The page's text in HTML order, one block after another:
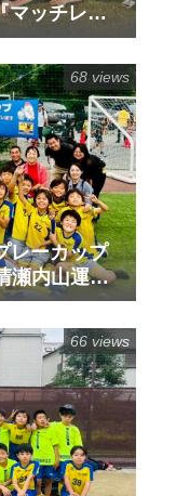
マッチレポ
レーカップ
瀬内山運動
『試合結
画』
68 views
66 views